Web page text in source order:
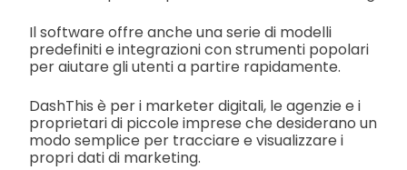
Il software offre anche una serie di modelli
predefiniti e integrazioni con strumenti popolari
per aiutare gli utenti a partire rapidamente.
DashThis è per i marketer digitali, le agenzie e i
proprietari di piccole imprese che desiderano un
modo semplice per tracciare e visualizzare i
propri dati di marketing.